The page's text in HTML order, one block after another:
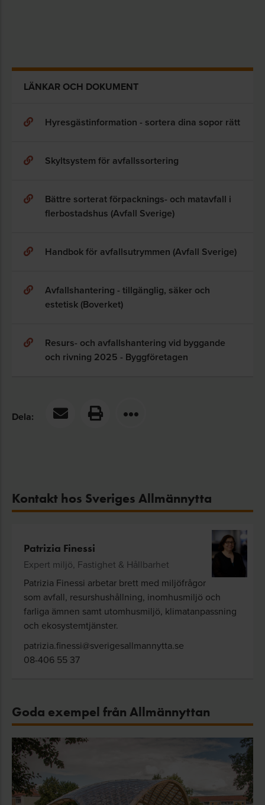
LÄNKAR OCH DOKUMENT
Hyresgästinformation - sortera dina sopor rätt
Skyltsystem för avfallssortering
Bättre sorterat förpacknings- och matavfall i
flerbostadshus (Avfall Sverige)
Handbok för avfallsutrymmen (Avfall Sverige)
Avfallshantering - tillgänglig, säker och
estetisk (Boverket)
Resurs- och avfallshantering vid byggande
och rivning 2025 - Byggföretagen
Dela:
Kontakt hos Sveriges Allmännytta
Patrizia Finessi
Expert miljö, Fastighet & Hållbarhet
Patrizia Finessi arbetar brett med miljöfrågor
som avfall, resurshushållning, inomhusmiljö och
farliga ämnen samt utomhusmiljö, klimatanpassning
och ekosystemtjänster.
patrizia.finessi@sverigesallmannytta.se
08-406 55 37
Goda exempel från Allmännyttan